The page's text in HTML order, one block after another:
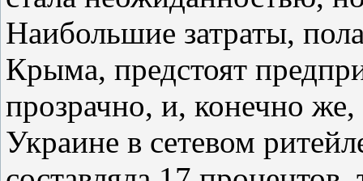
Наибольшие затраты,
Крыма, предстоят
прозрачно, и, конечно
Украине в сетевом